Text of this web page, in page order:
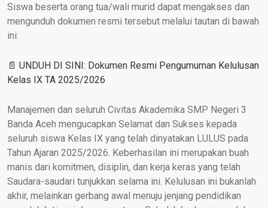
Siswa beserta orang tua/wali murid dapat mengakses dan
mengunduh dokumen resmi tersebut melalui tautan di bawah
ini:
📄 UNDUH DI SINI: Dokumen Resmi Pengumuman Kelulusan
Kelas IX TA 2025/2026
Manajemen dan seluruh Civitas Akademika SMP Negeri 3
Banda Aceh mengucapkan Selamat dan Sukses kepada
seluruh siswa Kelas IX yang telah dinyatakan LULUS pada
Tahun Ajaran 2025/2026. Keberhasilan ini merupakan buah
manis dari komitmen, disiplin, dan kerja keras yang telah
Saudara-saudari tunjukkan selama ini. Kelulusan ini bukanlah
akhir, melainkan gerbang awal menuju jenjang pendidikan